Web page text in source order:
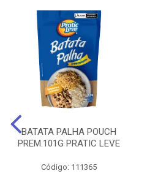
BATATA PALHA POUCH
PREM.101G PRATIC LEVE
Código: 111365